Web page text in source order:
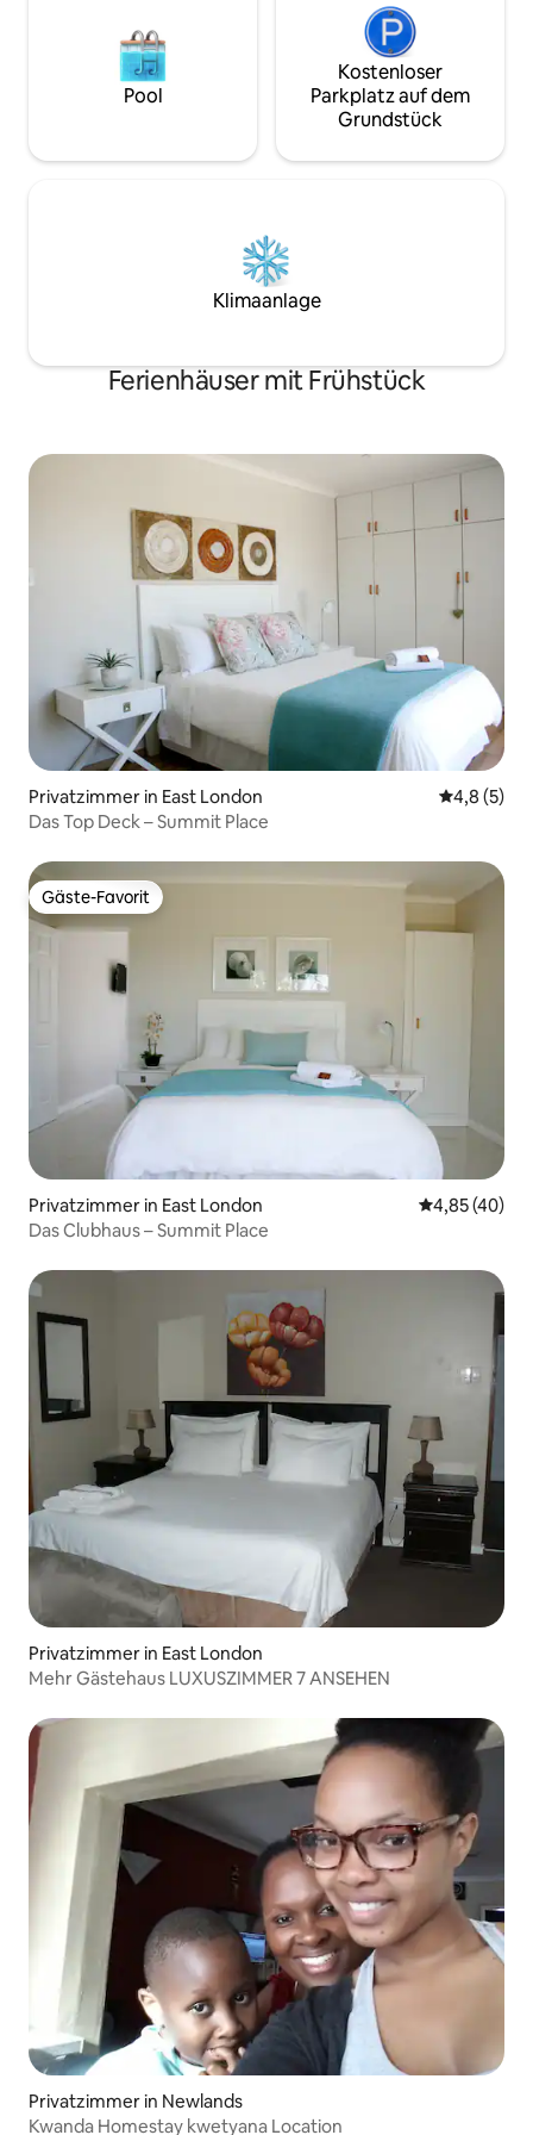
Pool
Kostenloser
Parkplatz auf dem
Grundstück
Klimaanlage
Ferienhäuser mit Frühstück
Privatzimmer in East London
4,8 (5)
Das Top Deck – Summit Place
Gäste-Favorit
Gäste-Favorit
Privatzimmer in East London
4,85 (40)
Das Clubhaus – Summit Place
Privatzimmer in East London
Mehr Gästehaus LUXUSZIMMER 7 ANSEHEN
Privatzimmer in Newlands
Kwanda Homestay kwetyana Location